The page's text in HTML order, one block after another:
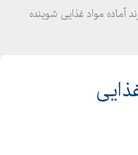
مواد غذایی شوینده